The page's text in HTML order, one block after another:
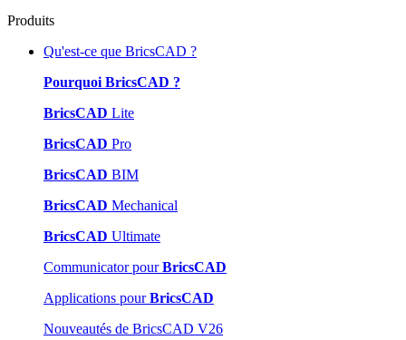
Produits
Qu'est-ce que BricsCAD ?
Pourquoi BricsCAD ?
BricsCAD Lite
BricsCAD Pro
BricsCAD BIM
BricsCAD Mechanical
BricsCAD Ultimate
Communicator pourBricsCAD
Applications pourBricsCAD
Nouveautés de BricsCAD V26